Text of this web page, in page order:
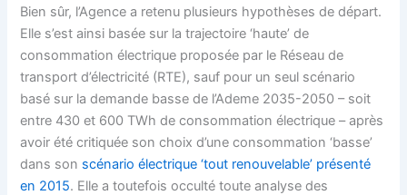
Bien sûr, l’Agence a retenu plusieurs hypothèses de départ.
Elle s’est ainsi basée sur la trajectoire ‘haute’ de
consommation électrique proposée par le Réseau de
transport d’électricité (RTE), sauf pour un seul scénario
basé sur la demande basse de l’Ademe 2035-2050 – soit
entre 430 et 600 TWh de consommation électrique – après
avoir été critiquée son choix d’une consommation ‘basse’
dans son scénario électrique ‘tout renouvelable’ présenté
en 2015. Elle a toutefois occulté toute analyse des